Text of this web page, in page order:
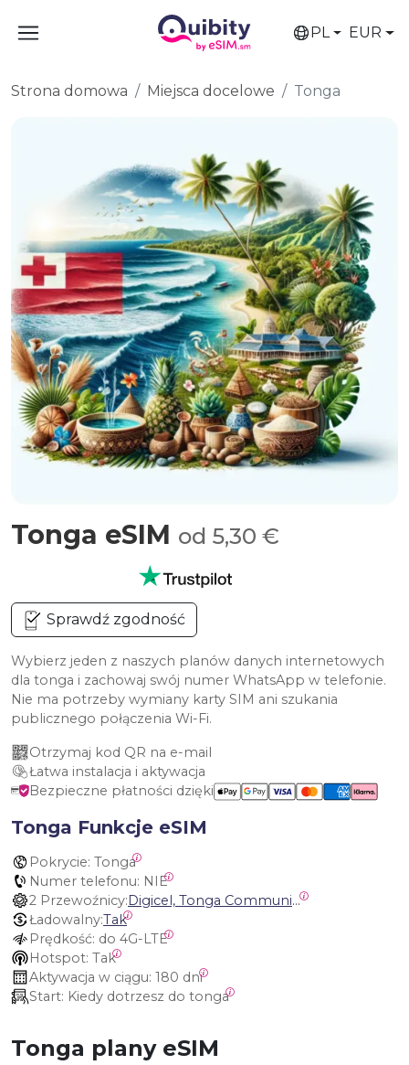
PL EUR
Strona domowa Miejsca docelowe Tonga
Tonga eSIM od 5,30 €
Sprawdź zgodność
Wybierz jeden z naszych planów danych internetowych
dla tonga i zachowaj swój numer WhatsApp w telefonie.
Nie ma potrzeby wymiany karty SIM ani szukania
publicznego połączenia Wi-Fi.
Otrzymaj kod QR na e-mail
Łatwa instalacja i aktywacja
Bezpieczne płatności dzięki
Tonga Funkcje eSIM
Pokrycie: Tonga
Numer telefonu: NIE
2 Przewoźnicy:
Digicel, Tonga Communications Corporation
Ładowalny:Tak
Prędkość: do 4G-LTE
Hotspot: Tak
Aktywacja w ciągu: 180 dni
Start: Kiedy dotrzesz do tonga
Tonga plany eSIM